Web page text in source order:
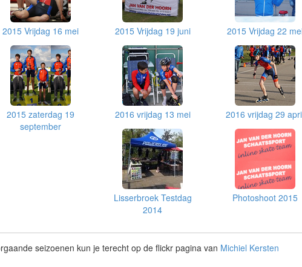
2015 Vrijdag 16 mei 2015 Vrijdag 19 juni 2015 Vrijdag 22
2015 zaterdag 19
september
2016 vrijdag 13 mei 2016 vrijdag 29
Lisserbroek Testdag
2014
Photoshoot 2015
seizoenen kun je terecht op de flickr pagina van Michiel Kersten